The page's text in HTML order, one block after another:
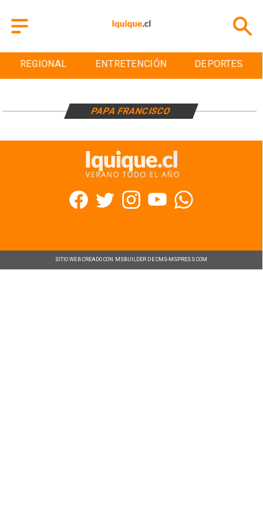
REGIONAL ENTRETENCIÓN DEPORTES
PAPA FRANCISCO
SITIO WEB CREADO CON MSBUILDER DE CMS-MSPRESS.COM